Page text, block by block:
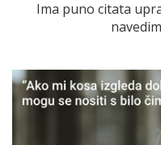
Ima puno citata